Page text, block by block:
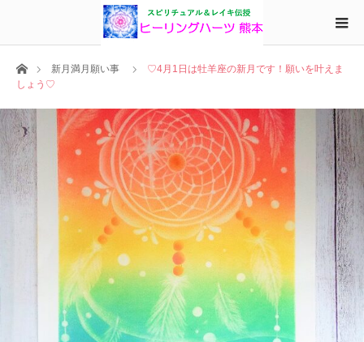
ホーム新月満月願い事
♡4月1日は牡羊座の新月です！願いを叶えま
しょう♡